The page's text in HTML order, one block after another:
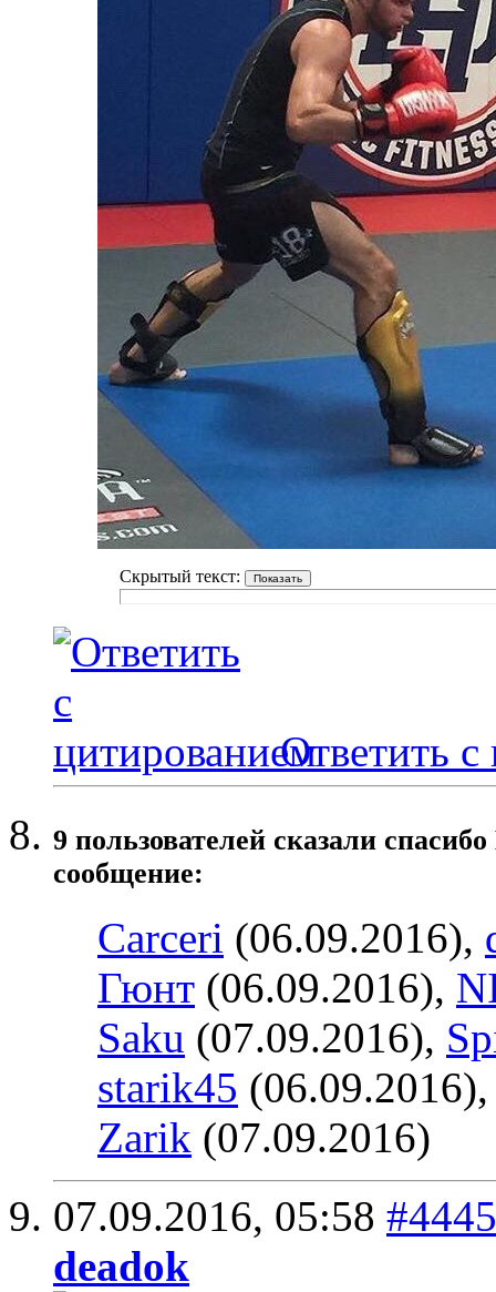
Скрытый текст:
Ответить с
9 пользователей сказали
сообщение:
Carceri (06.09.2016),
Гюнт (06.09.2016),
Saku (07.09.2016),
starik45
Zarik (07.09.2016)
07.09.2016, 05:58 #4445
deadok